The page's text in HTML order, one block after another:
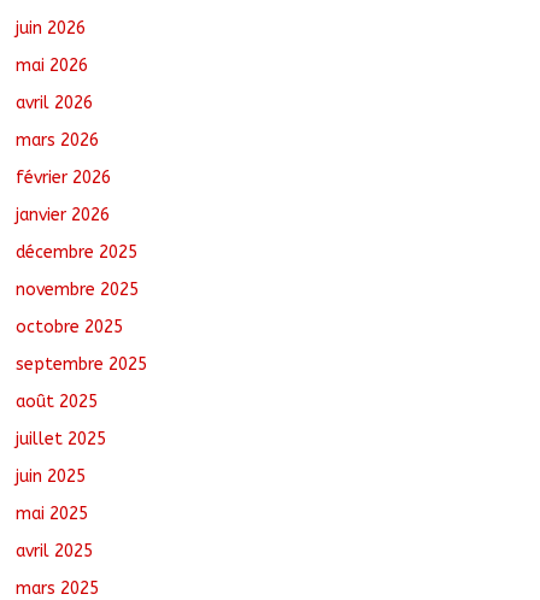
juin 2026
mai 2026
avril 2026
mars 2026
février 2026
janvier 2026
décembre 2025
novembre 2025
octobre 2025
septembre 2025
août 2025
juillet 2025
juin 2025
mai 2025
avril 2025
mars 2025